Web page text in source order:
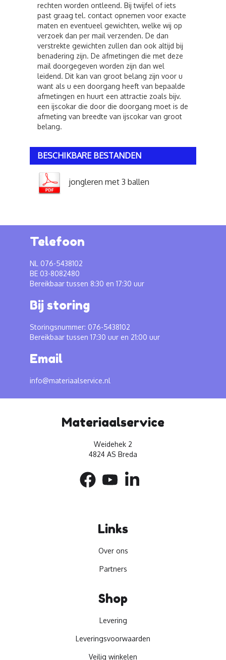
rechten worden ontleend. Bij twijfel of iets
past graag tel. contact opnemen voor exacte
maten en eventueel gewichten, welke wij op
verzoek dan per mail verzenden. De dan
verstrekte gewichten zullen dan ook altijd bij
benadering zijn. De afmetingen die met deze
mail doorgegeven worden zijn dan wel
leidend. Dit kan van groot belang zijn voor u
want als u een doorgang heeft van bepaalde
afmetingen en huurt een attractie zoals bijv.
een ijscokar die door die doorgang moet is de
afmeting van breedte van ijscokar van groot
belang.
BESCHIKBARE BESTANDEN
jongleren met 3 ballen
Telefoon
NL 076-5438102
BE 03-8082480
Bereikbaar tussen 8:30 en 17:30 uur
Bij storing
Storingsnummer: 076-5438102
Bereikbaar tussen 17:30 uur en 21:00 uur
Email
info@materiaalservice.nl
Materiaalservice
Weidehek 2
4824 AS Breda
Links
Over ons
Partners
Shop
Levering
Leveringsvoorwaarden
Veilig winkelen